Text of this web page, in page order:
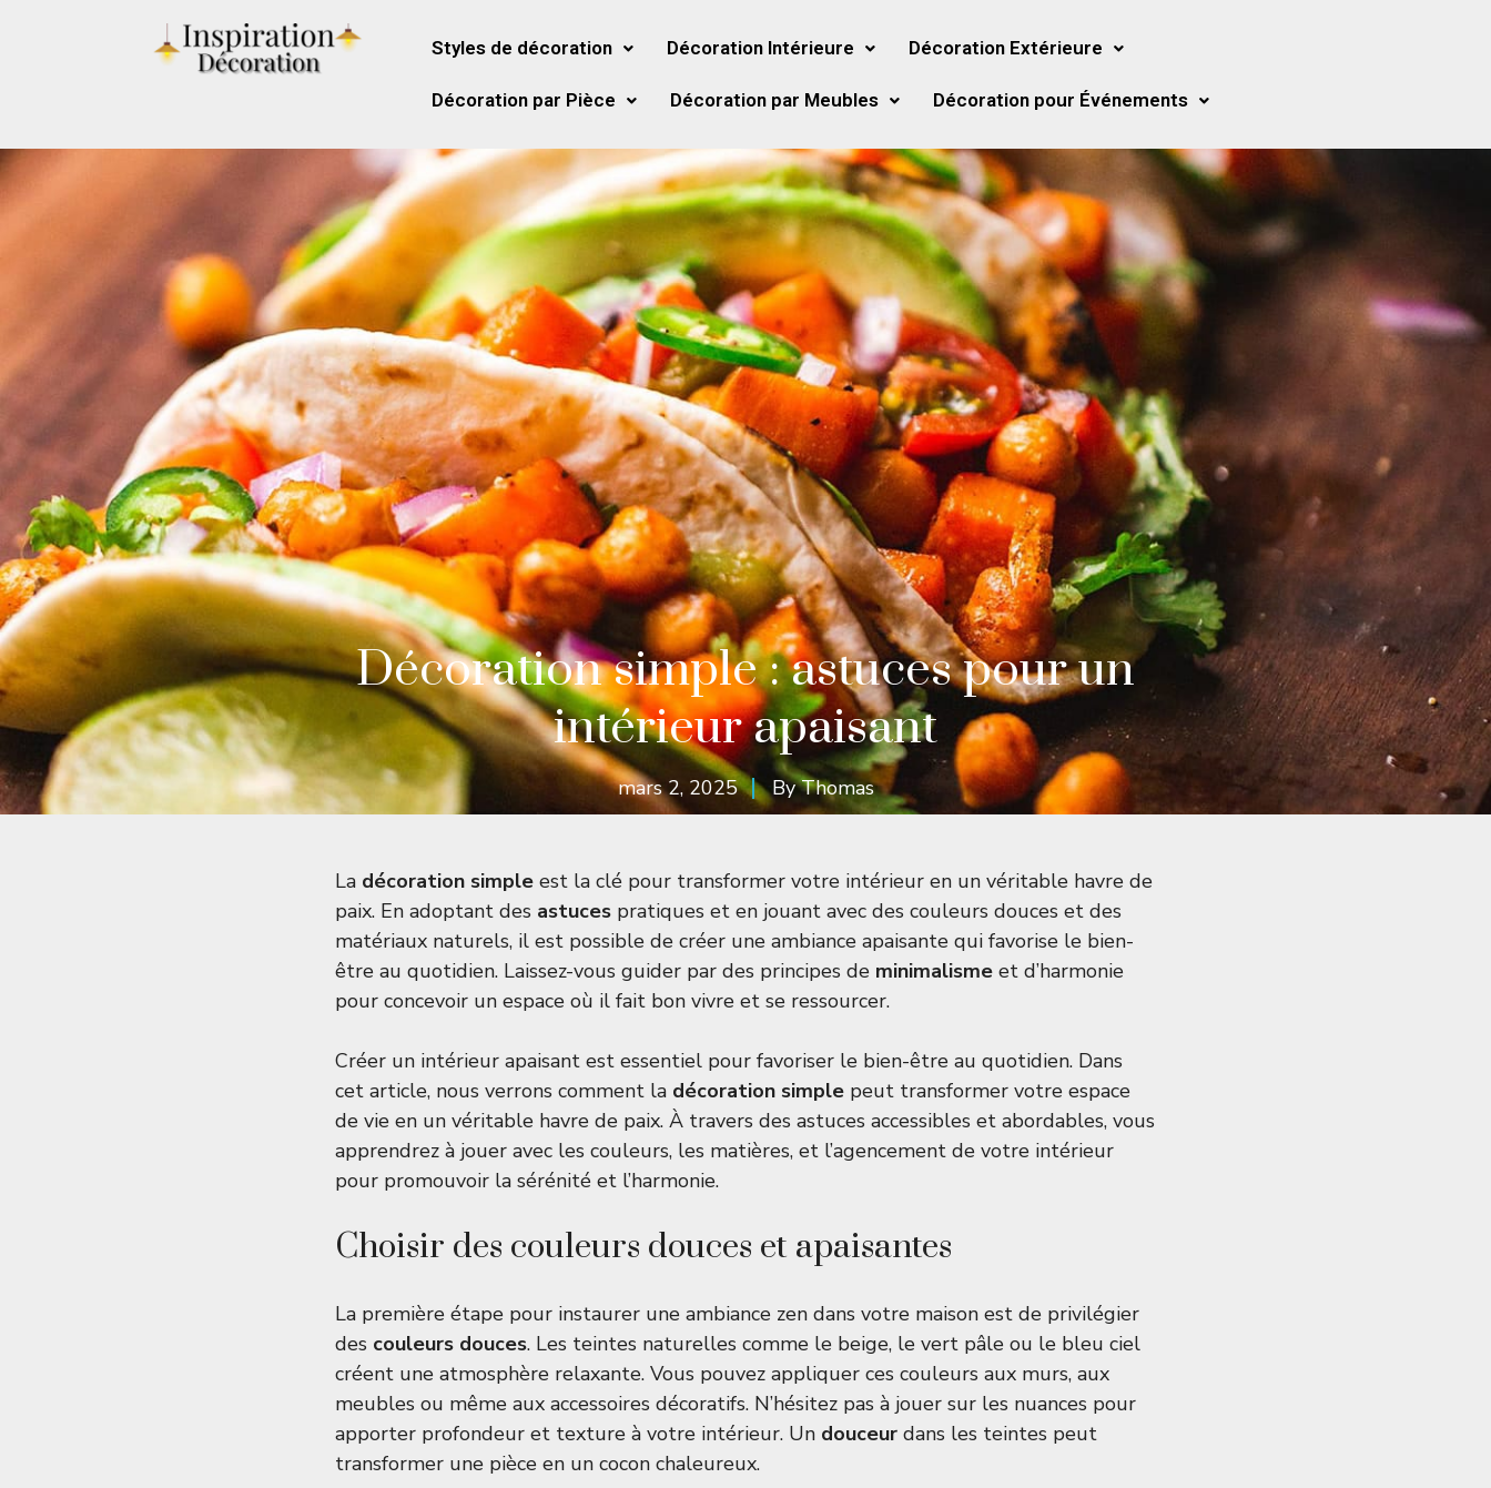
Styles de décoration Décoration Intérieure Décoration Extérieure
Décoration par Pièce Décoration par Meubles Décoration pour Événements
Décoration simple : astuces pour un
intérieur apaisant
mars 2, 2025 ByThomas
La décoration simple est la clé pour transformer votre intérieur en un véritable havre de
paix. En adoptant des astuces pratiques et en jouant avec des couleurs douces et des
matériaux naturels, il est possible de créer une ambiance apaisante qui favorise le bien-
être au quotidien. Laissez-vous guider par des principes de minimalisme et d’harmonie
pour concevoir un espace où il fait bon vivre et se ressourcer.
Créer un intérieur apaisant est essentiel pour favoriser le bien-être au quotidien. Dans
cet article, nous verrons comment la décoration simple peut transformer votre espace
de vie en un véritable havre de paix. À travers des astuces accessibles et abordables, vous
apprendrez à jouer avec les couleurs, les matières, et l’agencement de votre intérieur
pour promouvoir la sérénité et l’harmonie.
Choisir des couleurs douces et apaisantes
La première étape pour instaurer une ambiance zen dans votre maison est de privilégier
des couleurs douces. Les teintes naturelles comme le beige, le vert pâle ou le bleu ciel
créent une atmosphère relaxante. Vous pouvez appliquer ces couleurs aux murs, aux
meubles ou même aux accessoires décoratifs. N’hésitez pas à jouer sur les nuances pour
apporter profondeur et texture à votre intérieur. Un douceur dans les teintes peut
transformer une pièce en un cocon chaleureux.